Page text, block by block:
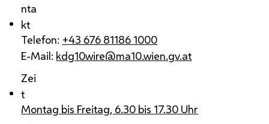
nta
kt
Telefon: +43 676 81186 1000
E-Mail: kdg10wire@ma10.wien.gv.at
Zei
t
Montag bis Freitag, 6.30 bis 17.30 Uhr